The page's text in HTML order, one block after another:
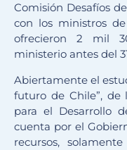
Comisión Desafíos
con los ministros
ofrecieron 2 mil
ministerio antes del
Abiertamente el
futuro de Chile”, de
para el Desarrollo
cuenta por el
recursos,